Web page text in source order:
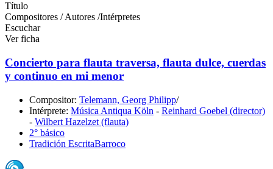
Título
Compositores / Autores /Intérpretes
Escuchar
Ver ficha
Concierto para flauta traversa, flauta dulce, cuerdas
y continuo en mi menor
Compositor: Telemann, Georg Philipp/
Intérprete: Música Antiqua Köln - Reinhard Goebel (director)
- Wilbert Hazelzet (flauta)
2° básico
Tradición EscritaBarroco